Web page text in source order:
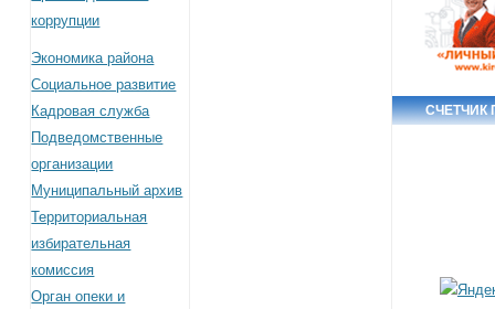
коррупции
Экономика района
Социальное развитие
Кадровая служба
Подведомственные
организации
Муниципальный архив
Территориальная
избирательная
комиссия
Орган опеки и